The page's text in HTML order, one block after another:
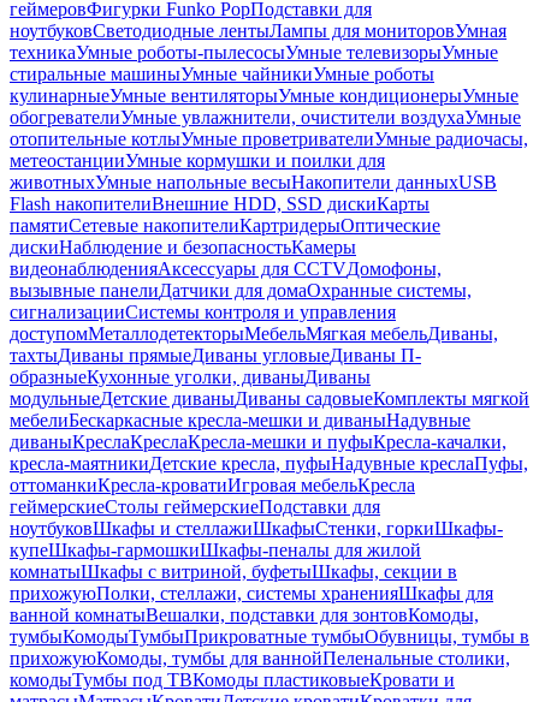
геймеровФигурки Funko PopПодставки для
ноутбуковСветодиодные лентыЛампы для мониторовУмная
техникаУмные роботы-пылесосыУмные телевизорыУмные
стиральные машиныУмные чайникиУмные роботы
кулинарныеУмные вентиляторыУмные кондиционерыУмные
обогревателиУмные увлажнители, очистители воздухаУмные
отопительные котлыУмные проветривателиУмные радиочасы,
метеостанцииУмные кормушки и поилки для
животныхУмные напольные весыНакопители данныхUSB
Flash накопителиВнешние HDD, SSD дискиКарты
памятиСетевые накопителиКартридерыОптические
дискиНаблюдение и безопасностьКамеры
видеонаблюденияАксессуары для CCTVДомофоны,
вызывные панелиДатчики для домаОхранные системы,
сигнализацииСистемы контроля и управления
доступомМеталлодетекторыМебельМягкая мебельДиваны,
тахтыДиваны прямыеДиваны угловыеДиваны П-
образныеКухонные уголки, диваныДиваны
модульныеДетские диваныДиваны садовыеКомплекты мягкой
мебелиБескаркасные кресла-мешки и диваныНадувные
диваныКреслаКреслаКресла-мешки и пуфыКресла-качалки,
кресла-маятникиДетские кресла, пуфыНадувные креслаПуфы,
оттоманкиКресла-кроватиИгровая мебельКресла
геймерскиеСтолы геймерскиеПодставки для
ноутбуковШкафы и стеллажиШкафыСтенки, горкиШкафы-
купеШкафы-гармошкиШкафы-пеналы для жилой
комнатыШкафы с витриной, буфетыШкафы, секции в
прихожуюПолки, стеллажи, системы храненияШкафы для
ванной комнатыВешалки, подставки для зонтовКомоды,
тумбыКомодыТумбыПрикроватные тумбыОбувницы, тумбы в
прихожуюКомоды, тумбы для ваннойПеленальные столики,
комодыТумбы под ТВКомоды пластиковыеКровати и